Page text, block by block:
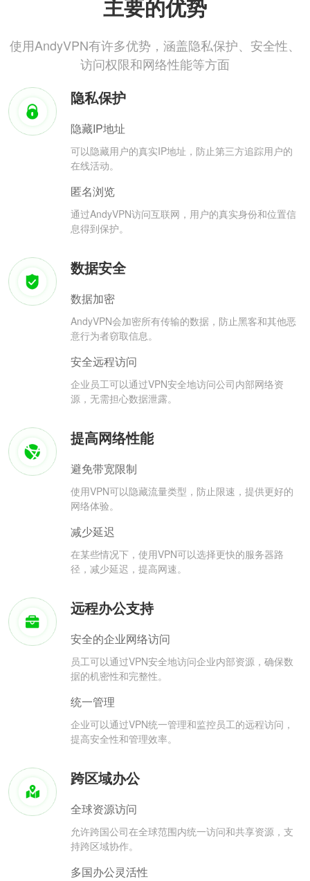
主要的优势
使用AndyVPN有许多优势，涵盖隐私保护、安全性、
访问权限和网络性能等方面
隐私保护
隐藏IP地址
可以隐藏用户的真实IP地址，防止第三方追踪用户的
在线活动。
匿名浏览
通过AndyVPN访问互联网，用户的真实身份和位置信
息得到保护。
数据安全
数据加密
AndyVPN会加密所有传输的数据，防止黑客和其他恶
意行为者窃取信息。
安全远程访问
企业员工可以通过VPN安全地访问公司内部网络资
源，无需担心数据泄露。
提高网络性能
避免带宽限制
使用VPN可以隐藏流量类型，防止限速，提供更好的
网络体验。
减少延迟
在某些情况下，使用VPN可以选择更快的服务器路
径，减少延迟，提高网速。
远程办公支持
安全的企业网络访问
员工可以通过VPN安全地访问企业内部资源，确保数
据的机密性和完整性。
统一管理
企业可以通过VPN统一管理和监控员工的远程访问，
提高安全性和管理效率。
跨区域办公
全球资源访问
允许跨国公司在全球范围内统一访问和共享资源，支
持跨区域协作。
多国办公灵活性